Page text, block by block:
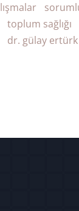
toplum sağlığı
dr. gülay ertürk